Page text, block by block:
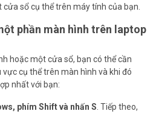
sổ cụ thể trên máy tính của bạn.
phần màn hình trên laptop
hoặc một cửa sổ, bạn có thể cần
cụ thể trên màn hình và khi đó
nhất với bạn:
phím Shift và nhấn S . Tiếp theo,